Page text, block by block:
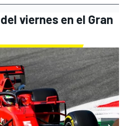
viernes en el Gran